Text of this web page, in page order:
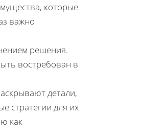
которые
важно
решения.
востребован в
детали,
стратегии для их
как